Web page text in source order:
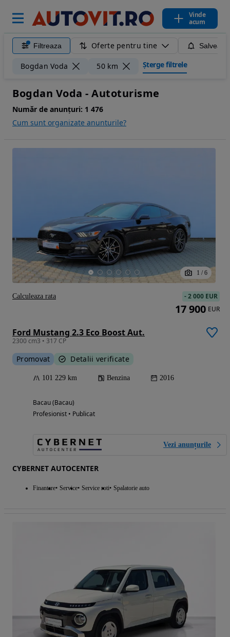
Vinde
acum
Filtreaza Oferte pentru tine
Bogdan Voda 50 km Șterge filtrele
Bogdan Voda - Autoturisme
Număr de anunțuri: 1 476
Cum sunt organizate anunturile?
1 / 6
Ford Mustang 2.3 Eco Boost Aut.
2300 cm3 • 317 CP
Promovat Detalii verificate
101 229 km Benzina 2016
Bacau (Bacau)
Profesionist • Publicat
Vezi anunțurile
CYBERNET AUTOCENTER
Finantare Service Service roti Spalatorie auto
-2 000 EUR
17 900 EUR
Calculeaza rata